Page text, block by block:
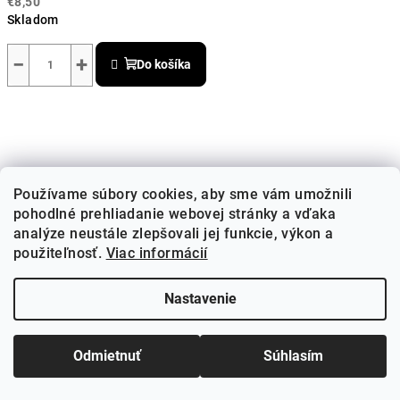
Používame súbory cookies, aby sme vám umožnili
pohodlné prehliadanie webovej stránky a vďaka
analýze neustále zlepšovali jej funkcie, výkon a
použiteľnosť. Viac informácií
Nastavenie
Odmietnuť Súhlasím
Skladom
+
− Do košíka